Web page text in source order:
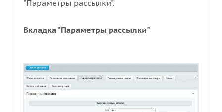
"Параметры рассылки".
Вкладка "Параметры рассылки"